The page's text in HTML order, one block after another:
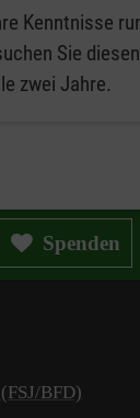
Kenntnisse
Sie
zwei Jahre.
Spenden
BFD)